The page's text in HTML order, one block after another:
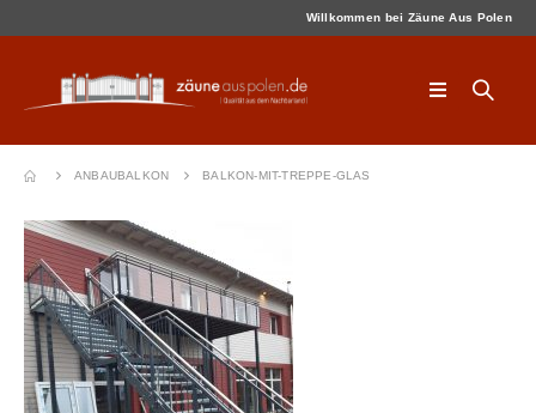
Willkommen bei Zäune Aus Polen
ANBAUBALKON BALKON-MIT-TREPPE-GLAS